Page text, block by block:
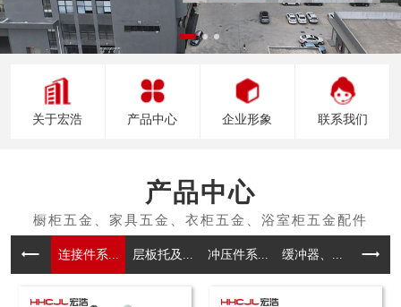
关于宏浩 产品中心 企业形象 联系我们
产品中心
连接件系... 层板托及... 冲压件系... 缓冲器、... 拉手